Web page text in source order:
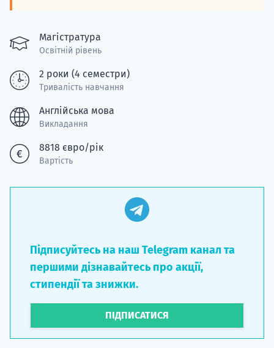
Магістратура
Освітній рівень
2 роки (4 семестри)
Тривалість навчання
Англійська мова
Викладання
8818 євро/рік
Вартість
Підписуйтесь на наш Telegram канал та
першими дізнавайтесь про акції,
стипендії та знижки.
ПІДПИСАТИСЯ